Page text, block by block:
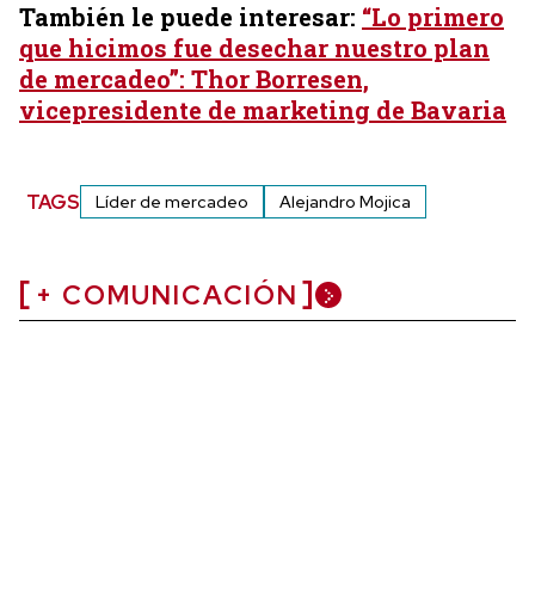
También le puede interesar: “Lo primero
que hicimos fue desechar nuestro plan
de mercadeo”: Thor Borresen,
vicepresidente de marketing de Bavaria
TAGS Líder de mercadeo Alejandro Mojica
+ COMUNICACIÓN